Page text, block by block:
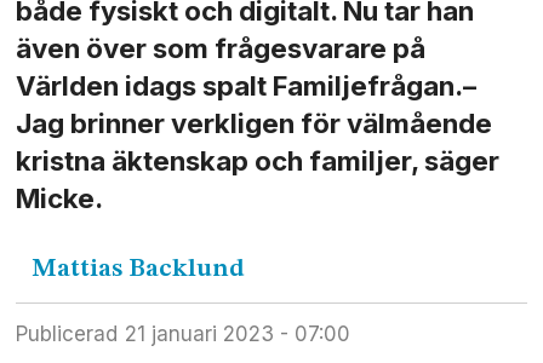
både fysiskt och digitalt. Nu tar han
även över som frågesvarare på
Världen idags spalt Familjefrågan.–
Jag brinner verkligen för välmående
kristna äktenskap och familjer, säger
Micke.
Mattias Backlund
Publicerad
21 januari 2023 - 07:00